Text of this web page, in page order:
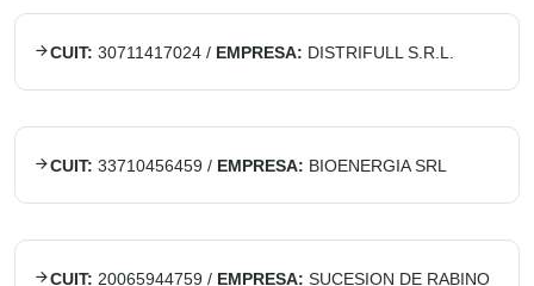
CUIT: 30711417024 / EMPRESA: DISTRIFULL S.R.L.
CUIT: 33710456459 / EMPRESA: BIOENERGIA SRL
CUIT: 20065944759 / EMPRESA: SUCESION DE RABINO